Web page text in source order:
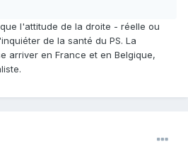
l'attitude de la droite - réelle ou
de la santé du PS. La
arriver en France et en Belgique,